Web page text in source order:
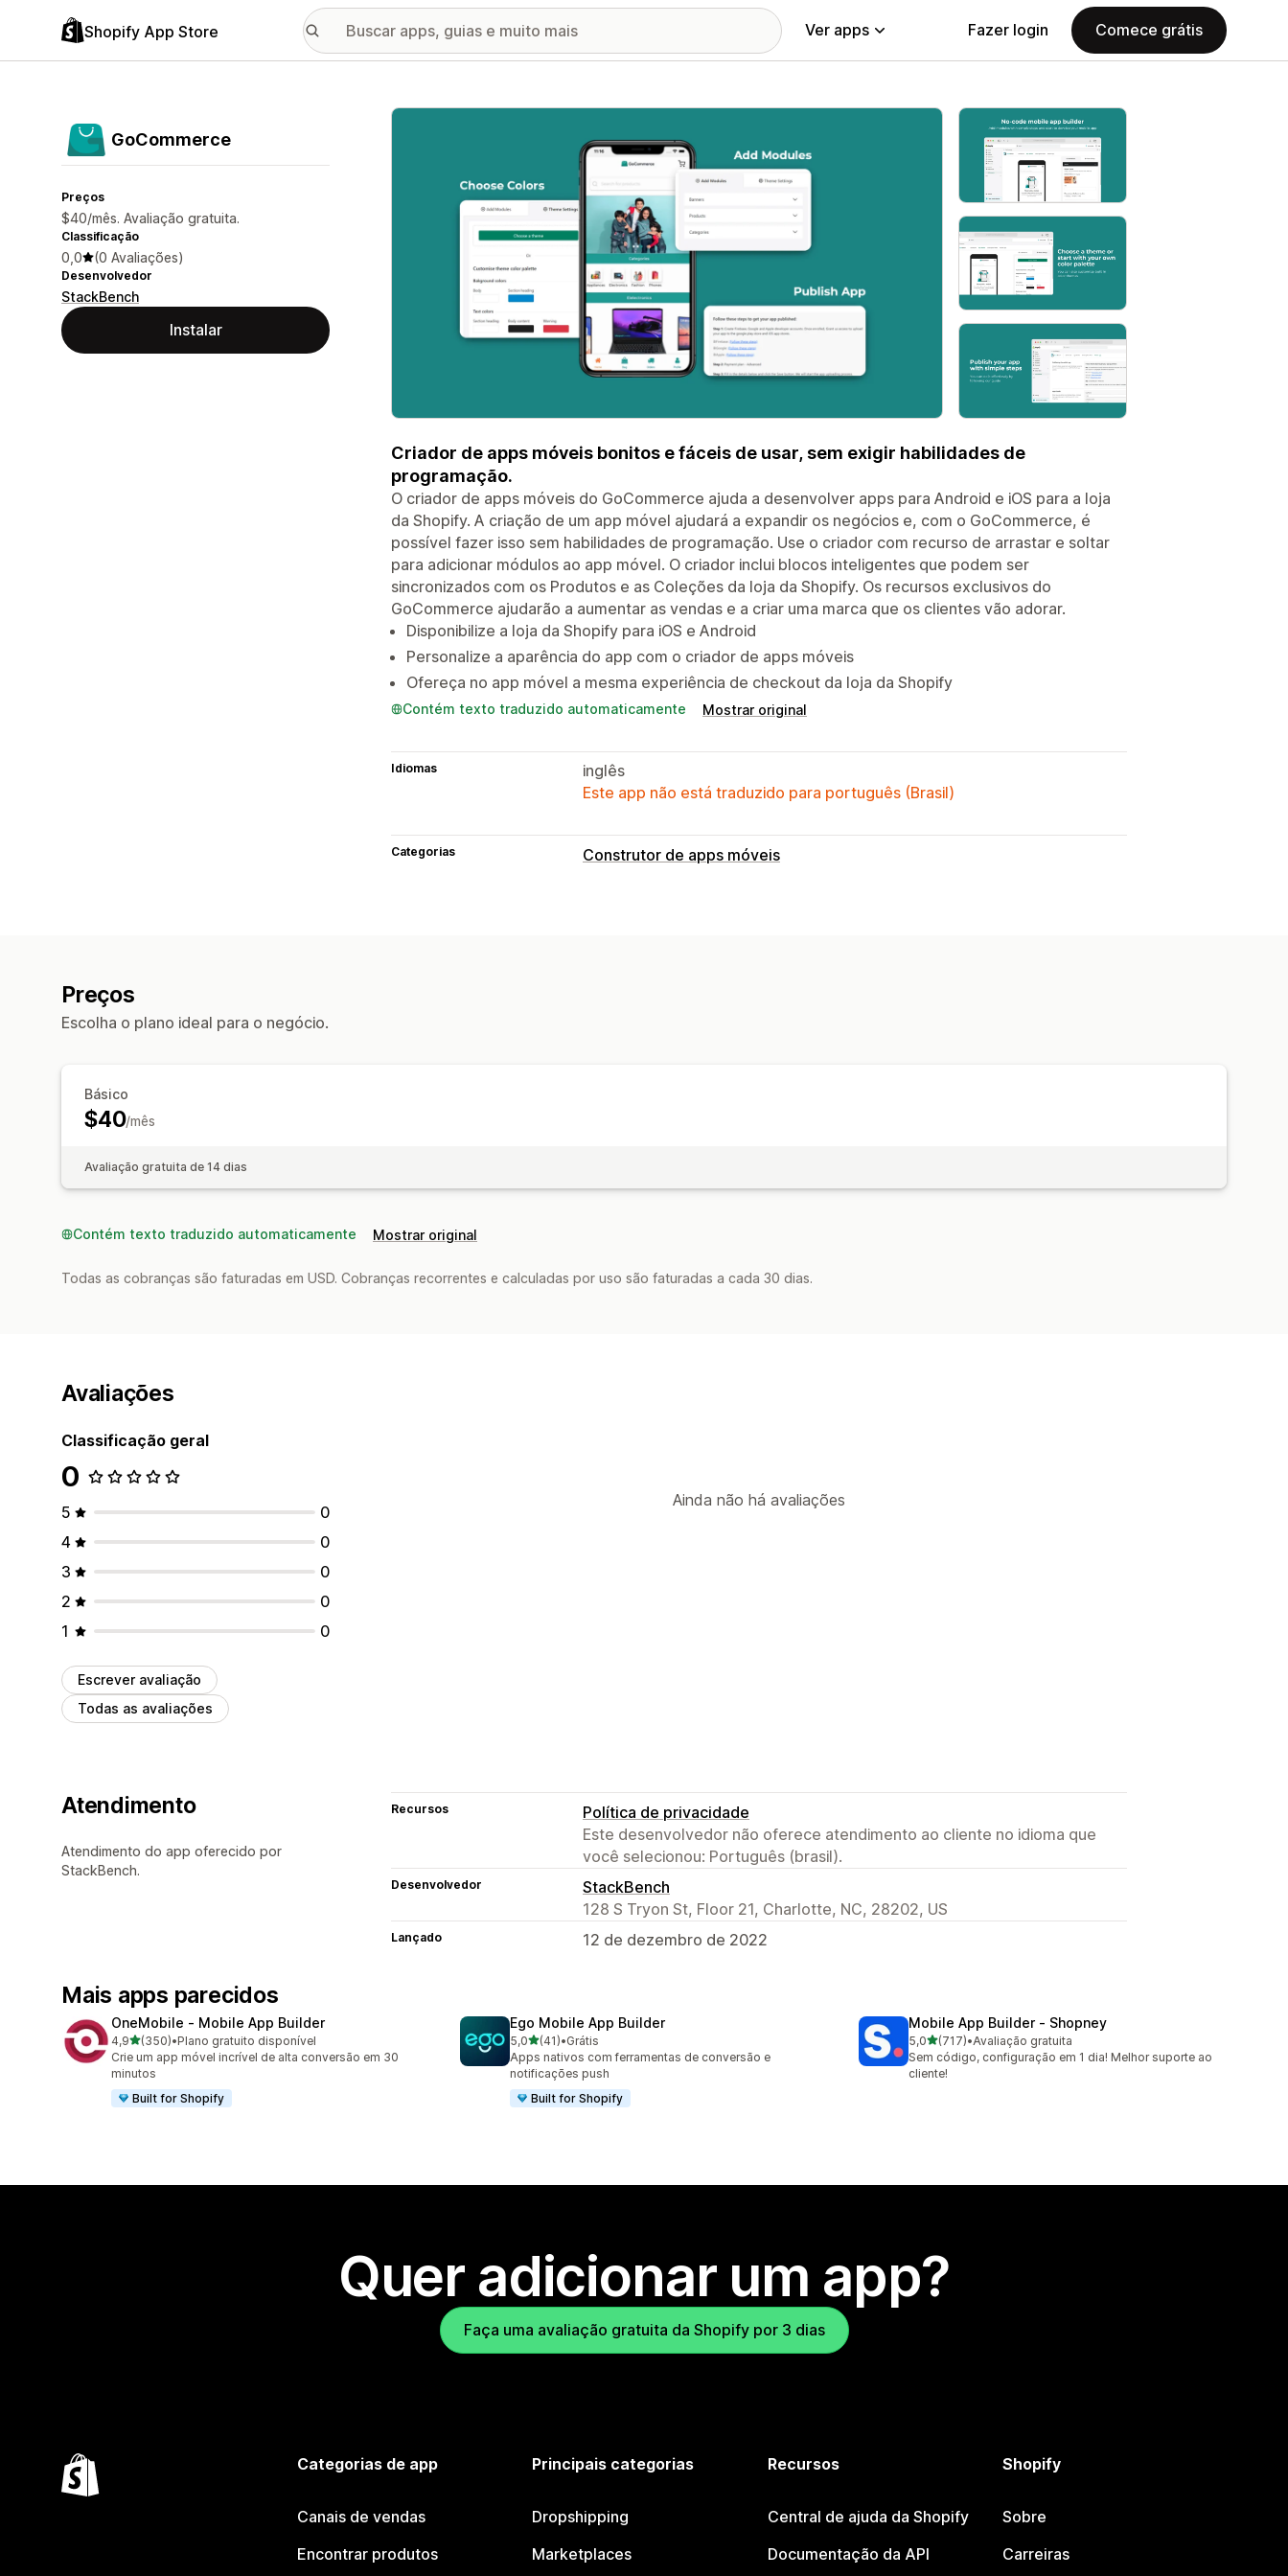
Shopify App Store Ver apps Fazer login Comece grátis
GoCommerce
Preços
$40/mês. Avaliação gratuita.
Classificação
0,0 (0 Avaliações)
Desenvolvedor
StackBench
Instalar
Galeria de imagens em destaque
Criador de apps móveis bonitos e fáceis de usar, sem exigir habilidades de
programação.
O criador de apps móveis do GoCommerce ajuda a desenvolver apps para Android e iOS para a loja
da Shopify. A criação de um app móvel ajudará a expandir os negócios e, com o GoCommerce, é
possível fazer isso sem habilidades de programação. Use o criador com recurso de arrastar e soltar
para adicionar módulos ao app móvel. O criador inclui blocos inteligentes que podem ser
sincronizados com os Produtos e as Coleções da loja da Shopify. Os recursos exclusivos do
GoCommerce ajudarão a aumentar as vendas e a criar uma marca que os clientes vão adorar.
Disponibilize a loja da Shopify para iOS e Android
Personalize a aparência do app com o criador de apps móveis
Ofereça no app móvel a mesma experiência de checkout da loja da Shopify
Contém texto traduzido automaticamente Mostrar original
Idiomas
inglês
Este app não está traduzido para português (Brasil)
Categorias Construtor de apps móveis
Preços
Escolha o plano ideal para o negócio.
Básico
$40/mês
Avaliação gratuita de 14 dias
Contém texto traduzido automaticamente Mostrar original
Todas as cobranças são faturadas em USD. Cobranças recorrentes e calculadas por uso são faturadas a cada 30 dias.
Avaliações
Classificação geral
0
5
0
4
0
3
0
2
0
1
0
Escrever avaliação
Todas as avaliações
Ainda não há avaliações
Atendimento
Atendimento do app oferecido por
StackBench.
Recursos
Política de privacidade
Este desenvolvedor não oferece atendimento ao cliente no idioma que
você selecionou: Português (brasil).
Desenvolvedor
StackBench
128 S Tryon St, Floor 21, Charlotte, NC, 28202, US
Lançado 12 de dezembro de 2022
Mais apps parecidos
OneMobile ‑ Mobile App Builder
4,9de 5 estrelas
(350)
350 avaliações ao todo
•Plano gratuito disponível
Crie um app móvel incrível de alta conversão em 30
minutos
Built for Shopify
Ego Mobile App Builder
5,0de 5 estrelas
(41)
41 avaliações ao todo
•Grátis
Apps nativos com ferramentas de conversão e
notificações push
Built for Shopify
Mobile App Builder ‑ Shopney
5,0de 5 estrelas
(717)
717 avaliações ao todo
•Avaliação gratuita
Sem código, configuração em 1 dia! Melhor suporte ao
cliente!
Quer adicionar um app?
Faça uma avaliação gratuita da Shopify por 3 dias
Categorias de app
Canais de vendas
Encontrar produtos
Principais categorias
Dropshipping
Marketplaces
Recursos
Central de ajuda da Shopify
Documentação da API
Shopify
Sobre
Carreiras